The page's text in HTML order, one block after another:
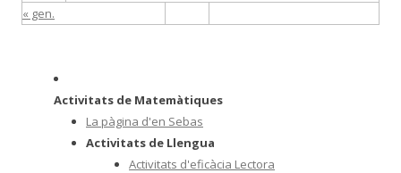
« gen.
Activitats de Matemàtiques
La pàgina d'en Sebas
Activitats de Llengua
Activitats d'eficàcia Lectora